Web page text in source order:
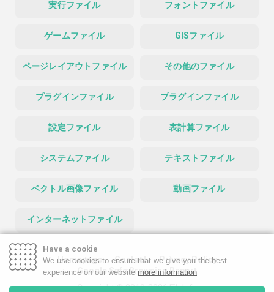
実行ファイル フォントファイル
ゲームファイル GISファイル
ページレイアウトファイル その他のファイル
プラグインファイル プラグインファイル
設定ファイル 表計算ファイル
システムファイル テキストファイル
ベクトル画像ファイル 動画ファイル
インターネットファイル
Homepage Contact
Privacy Policy
Google Safe Browsing Report
Copyright © 2019-2026 FileInfo
Have a cookie
We use cookies to ensure that we give you the best
experience on our website more information